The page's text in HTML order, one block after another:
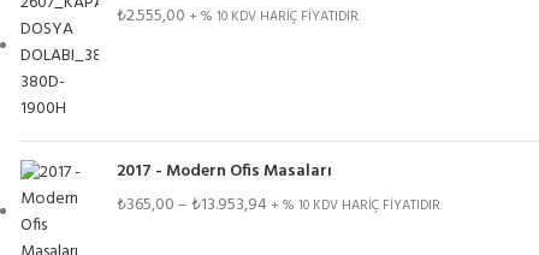
₺2.555,00 + % 10 KDV HARİÇ FİYATIDIR.
2017 - Modern Ofis Masaları
₺365,00– ₺13.953,94 + % 10 KDV HARİÇ FİYATIDIR.